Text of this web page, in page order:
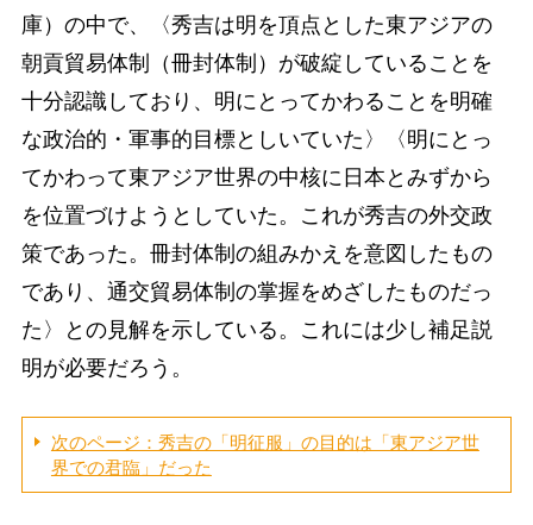
庫）の中で、〈秀吉は明を頂点とした東アジアの
朝貢貿易体制（冊封体制）が破綻していることを
十分認識しており、明にとってかわることを明確
な政治的・軍事的目標としいていた〉〈明にとっ
てかわって東アジア世界の中核に日本とみずから
を位置づけようとしていた。これが秀吉の外交政
策であった。冊封体制の組みかえを意図したもの
であり、通交貿易体制の掌握をめざしたものだっ
た〉との見解を示している。これには少し補足説
明が必要だろう。
次のページ：秀吉の「明征服」の目的は「東アジア世
界での君臨」だった